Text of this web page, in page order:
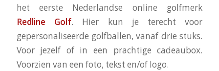
het eerste Nederlandse online golfmerk
Redline Golf. Hier kun je terecht voor
gepersonaliseerde golfballen, vanaf drie stuks.
Voor jezelf of in een prachtige cadeaubox.
Voorzien van een foto, tekst en/of logo.